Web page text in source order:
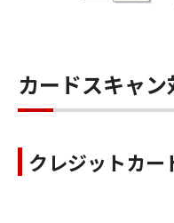
カードスキャン
クレジットカー